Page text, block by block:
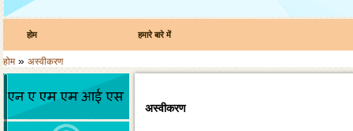
होम हमारे बारे में
होम» अस्वीकरण
अस्वीकरण